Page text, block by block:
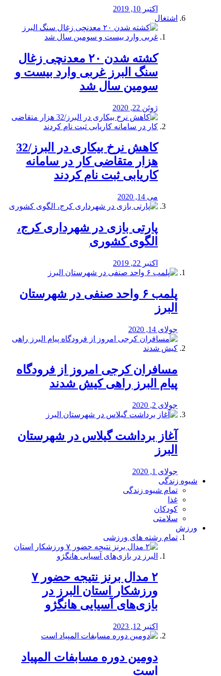
اکتبر 10, 2019
اشتغال
کشته شدن ۲۰ معدنچی زغال
سنگ البرز غربی وارد بیست و
سومین سال شد
ژوئن 22, 2020
کاهش نرخ بیکاری در البرز/32
هزار متقاضی کار در سامانه
کاریابی ثبت نام کردند
می 14, 2020
پارتی بازی در شهرداری کرج،
الگوی کشوری
اکتبر 22, 2019
پلمب ۶ واحد صنفی در شهرستان
البرز
جولای 14, 2020
مسافران کرجی امروز از فرودگاه
پیام البرز راهی کیش شدند
جولای 2, 2020
آغاز برداشت گیلاس در شهرستان
البرز
جولای 1, 2020
شیوه زندگی
تمام شیوه زندگی
غذا
کودکان
سلامتی
ورزش
تمام رشته های ورزشی
۲ مدال برنز نتیجه حضور ۷
ورزشکار استان البرز در
بازی‌های آسیایی هانگژو
اکتبر 12, 2023
دومین دوره مسابفات المپیاد
است